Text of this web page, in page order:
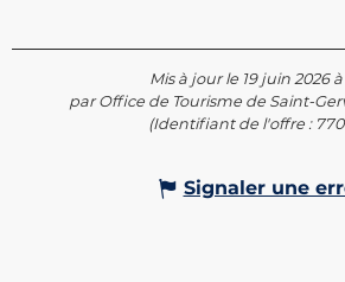
Mis à jour le 19 juin 2026 à
par Office de Tourisme de Saint-
(Identifiant de l'offre :
Signaler une